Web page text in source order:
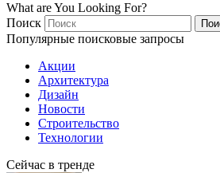
What are You Looking For?
Поиск
Популярные поисковые запросы
Акции
Архитектура
Дизайн
Новости
Строительство
Технологии
Сейчас в тренде